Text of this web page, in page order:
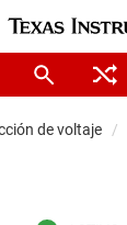
de voltaje